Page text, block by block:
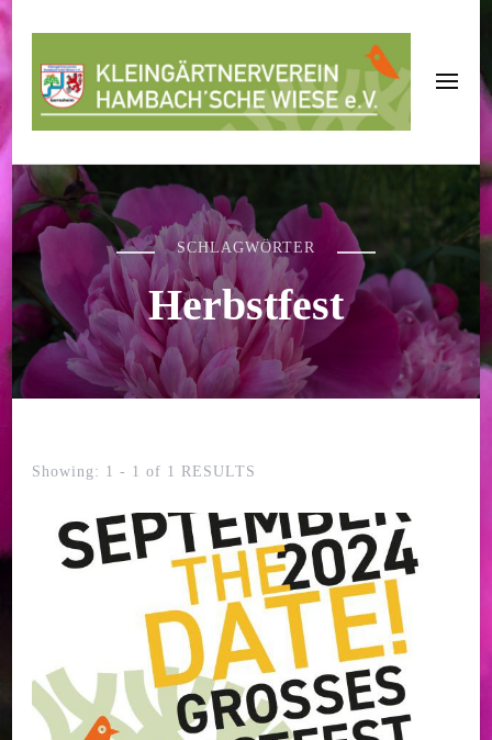
KGV Hambach'sche Wiese e.V.
SCHLAGWÖRTER
Herbstfest
Showing: 1 - 1 of 1 RESULTS